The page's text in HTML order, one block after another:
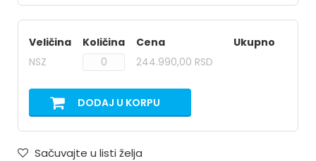
Veličina Količina Cena
Ukupno
NSZ
244.990,00 RSD
DODAJ U KORPU
Sačuvajte u listi želja